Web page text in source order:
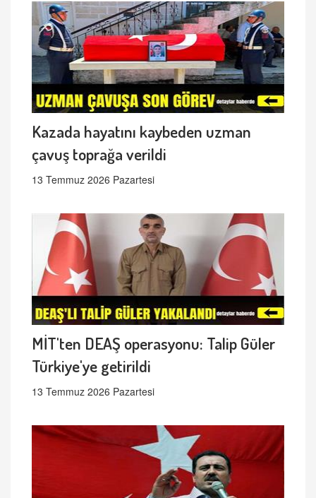
Kazada hayatını kaybeden uzman
çavuş toprağa verildi
13 Temmuz 2026 Pazartesi
MİT'ten DEAŞ operasyonu: Talip Güler
Türkiye'ye getirildi
13 Temmuz 2026 Pazartesi